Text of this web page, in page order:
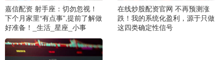
嘉信配资 射手座：切勿忽视！
下个月家里“有点事”,提前了解做
好准备！_生活_星座_小事
在线炒股配资官网 不再预测涨
跌！我的系统化盈利，源于只做
这四类确定性信号